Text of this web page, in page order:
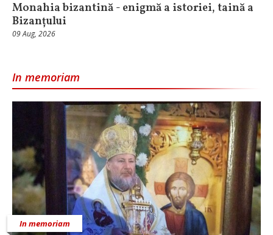
Monahia bizantină - enigmă a istoriei, taină a
Bizanțului
09 Aug, 2026
In memoriam
In memoriam